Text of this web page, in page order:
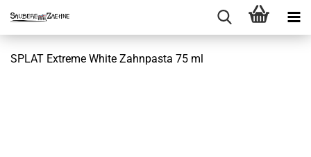
SPLAT Extreme White Zahnpasta 75 ml